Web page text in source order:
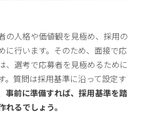
の人格や価値観を見極め、採用の
に行います。そのため、面接で応
、選考で応募者を見極めるために
。質問は採用基準に沿って設定す
事前に準備すれば、採用基準を踏
れるでしょう。